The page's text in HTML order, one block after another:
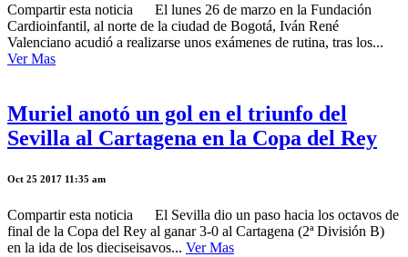
Compartir esta noticia El lunes 26 de marzo en la Fundación
Cardioinfantil, al norte de la ciudad de Bogotá, Iván René
Valenciano acudió a realizarse unos exámenes de rutina, tras los...
Ver Mas
Muriel anotó un gol en el triunfo del
Sevilla al Cartagena en la Copa del Rey
Oct 25 2017 11:35 am
Compartir esta noticia El Sevilla dio un paso hacia los octavos de
final de la Copa del Rey al ganar 3-0 al Cartagena (2ª División B)
en la ida de los dieciseisavos... Ver Mas